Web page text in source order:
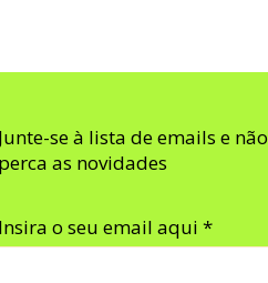
Junte-se à lista de emails e não
perca as novidades
Insira o seu email aqui